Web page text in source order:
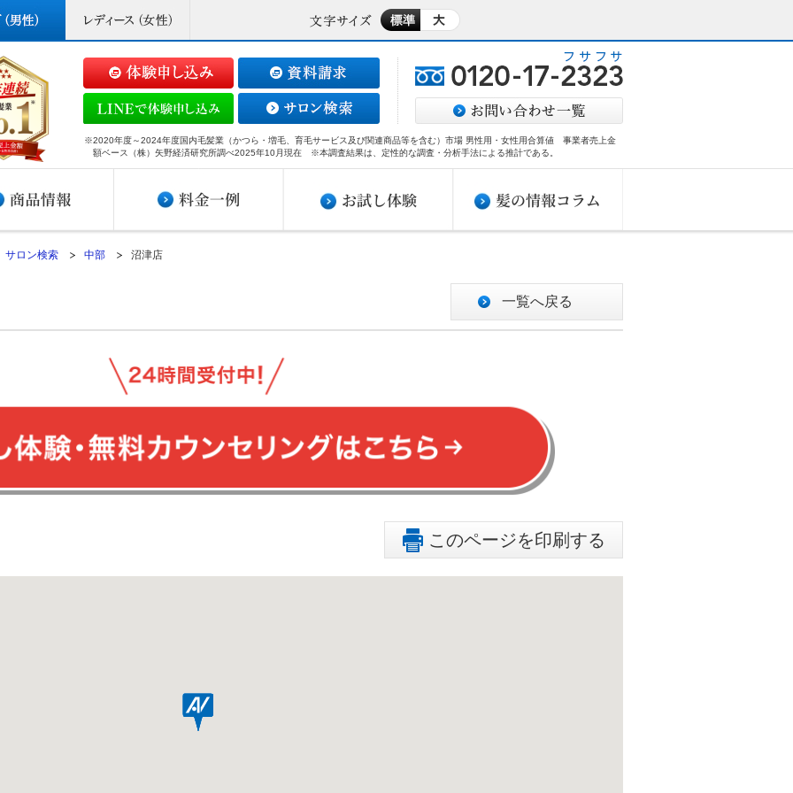
※2020年度～2024年度国内毛髪業（かつら・増毛、育毛サービス及び関連商品等を含む）市場 男性用・女性用合算値 事業者売上金
額ベース（株）矢野経済研究所調べ2025年10月現在 ※本調査結果は、定性的な調査・分析手法による推計である。​
サロン検索 中部 沼津店
一覧へ戻る
このページを印刷する